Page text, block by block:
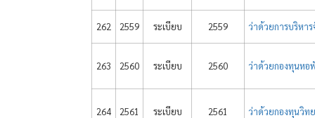
262 2559 ระเบียบ 2559 ว่าด้วยการบริหา
263 2560 ระเบียบ 2560 ว่าด้วยกองทุนห
264 2561 ระเบียบ 2561 ว่าด้วยกองทุนวิ